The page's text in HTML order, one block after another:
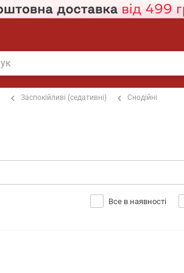
Заспокійливі (седативні) Снодійні
Все в наявності